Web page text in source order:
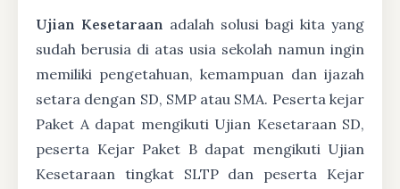
Ujian Kesetaraan adalah solusi bagi kita yang
sudah berusia di atas usia sekolah namun ingin
memiliki pengetahuan, kemampuan dan ijazah
setara dengan SD, SMP atau SMA. Peserta kejar
Paket A dapat mengikuti Ujian Kesetaraan SD,
peserta Kejar Paket B dapat mengikuti Ujian
Kesetaraan tingkat SLTP dan peserta Kejar